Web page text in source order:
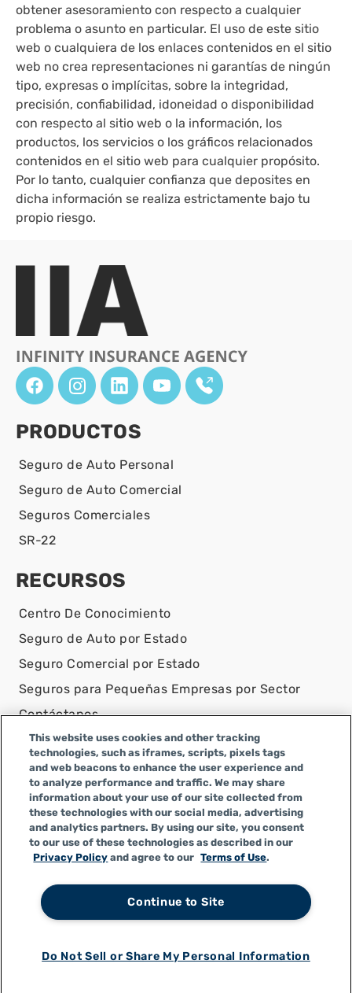
obtener asesoramiento con respecto a cualquier
problema o asunto en particular. El uso de este sitio
web o cualquiera de los enlaces contenidos en el sitio
web no crea representaciones ni garantías de ningún
tipo, expresas o implícitas, sobre la integridad,
precisión, confiabilidad, idoneidad o disponibilidad
con respecto al sitio web o la información, los
productos, los servicios o los gráficos relacionados
contenidos en el sitio web para cualquier propósito.
Por lo tanto, cualquier confianza que deposites en
dicha información se realiza estrictamente bajo tu
propio riesgo.
PRODUCTOS
Seguro de Auto Personal
Seguro de Auto Comercial
Seguros Comerciales
SR-22
RECURSOS
Centro De Conocimiento
Seguro de Auto por Estado
Seguro Comercial por Estado
Seguros para Pequeñas Empresas por Sector
Contáctanos
AVISO LEGAL
Infinity Insurance Agency, Inc. opera como Infinity
General Insurance Agency en CA y es una empresa de
Alabama, con número de licencia en CA 0F04179.
Infinity Insurance Agency, Inc. realiza negocios como
Infinity General Insurance Agency en algunos otros
estados.
Accesibilidad|Do Not Sell or Share My Personal
This website uses cookies and other tracking
technologies, such as iframes, scripts, pixels tags
and web beacons to enhance the user experience and
to analyze performance and traffic. We may share
information about your use of our site collected from
these technologies with our social media, advertising
and analytics partners. By using our site, you consent
to our use of these technologies as described in our
Privacy Policy and agree to our Terms of Use.
Continue to Site
Do Not Sell or Share My Personal Information